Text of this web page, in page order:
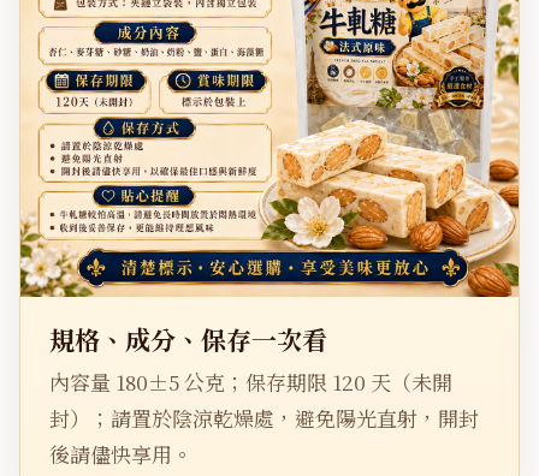
規格、成分、保存一次看
內容量 180±5 公克；保存期限 120 天（未開
封）；請置於陰涼乾燥處，避免陽光直射，開封
後請儘快享用。